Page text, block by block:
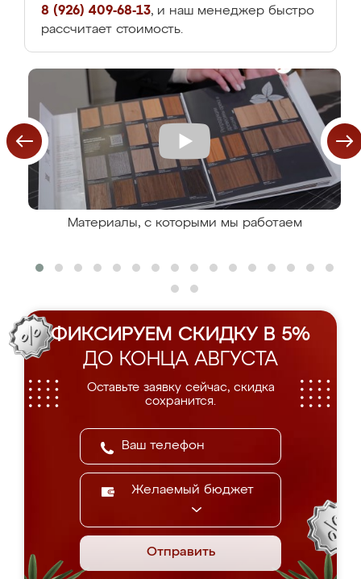
8 (926) 409-68-13, и наш менеджер быстро
рассчитает стоимость.
Материалы, с которыми мы работаем
ФИКСИРУЕМ СКИДКУ В 5%
ДО КОНЦА АВГУСТА
Оставьте заявку сейчас, скидка
сохранится.
Желаемый бюджет
Отправить